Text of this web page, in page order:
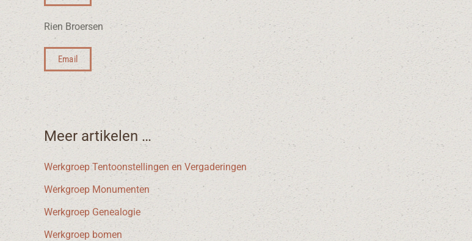
Rien Broersen
Email
Meer artikelen …
Werkgroep Tentoonstellingen en Vergaderingen
Werkgroep Monumenten
Werkgroep Genealogie
Werkgroep bomen